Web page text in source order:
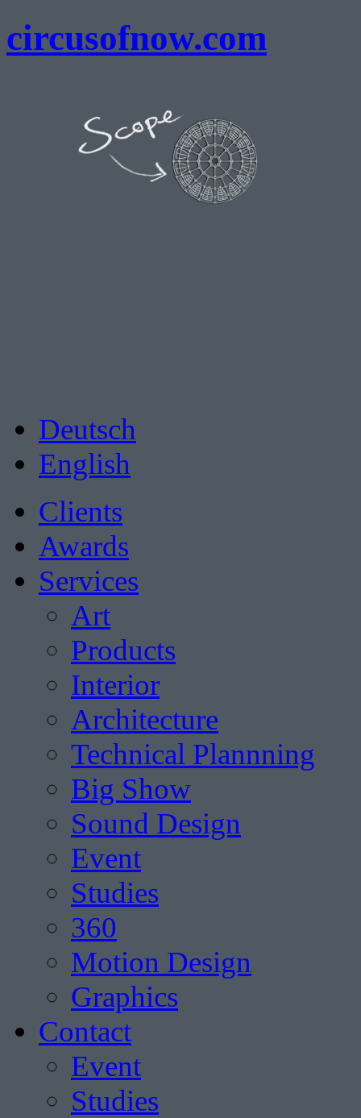
circusofnow.com
Deutsch
English
Clients
Awards
Services
Art
Products
Interior
Architecture
Technical Plannning
Big Show
Sound Design
Event
Studies
360
Motion Design
Graphics
Contact
Event
Studies